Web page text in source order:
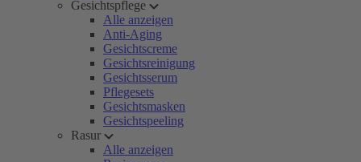
Gesichtspflege
Alle anzeigen
Anti-Aging
Gesichtscreme
Gesichtsreinigung
Gesichtsserum
Pflegesets
Gesichtsmasken
Gesichtspeeling
Rasur
Alle anzeigen